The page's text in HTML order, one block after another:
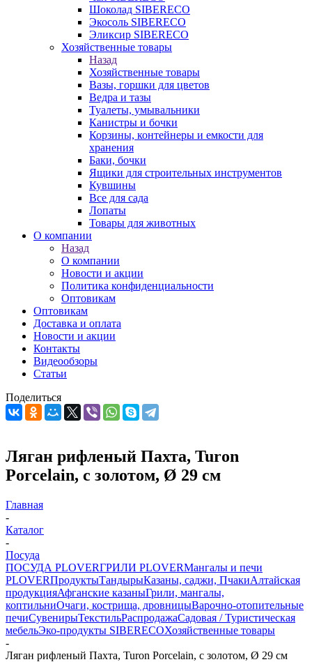
Шоколад SIBERECO
Экосоль SIBERECO
Эликсир SIBERECO
Хозяйственные товары
Назад
Хозяйственные товары
Вазы, горшки для цветов
Ведра и тазы
Туалеты, умывальники
Канистры и бочки
Корзины, контейнеры и емкости для
хранения
Баки, бочки
Ящики для строительных инструментов
Кувшины
Все для сада
Лопаты
Товары для животных
О компании
Назад
О компании
Новости и акции
Политика конфиденциальности
Оптовикам
Оптовикам
Доставка и оплата
Новости и акции
Контакты
Видеообзоры
Статьи
Поделиться
Ляган рифленый Пахта, Turon
Porcelain, с золотом, Ø 29 см
Главная
-
Каталог
-
Посуда
ПОСУДА PLOVERГРИЛИ PLOVERМангалы и печи
PLOVERПродуктыТандырыКазаны, саджи, ПчакиАлтайская
продукцияАфганские казаныГрили, мангалы,
коптильниОчаги, кострища, дровницыВарочно-отопительные
печиСувенирыТекстильРаспродажаСадовая / Туристическая
мебельЭко-продукты SIBERECOХозяйственные товары
-
Ляган рифленый Пахта, Turon Porcelain, с золотом, Ø 29 см